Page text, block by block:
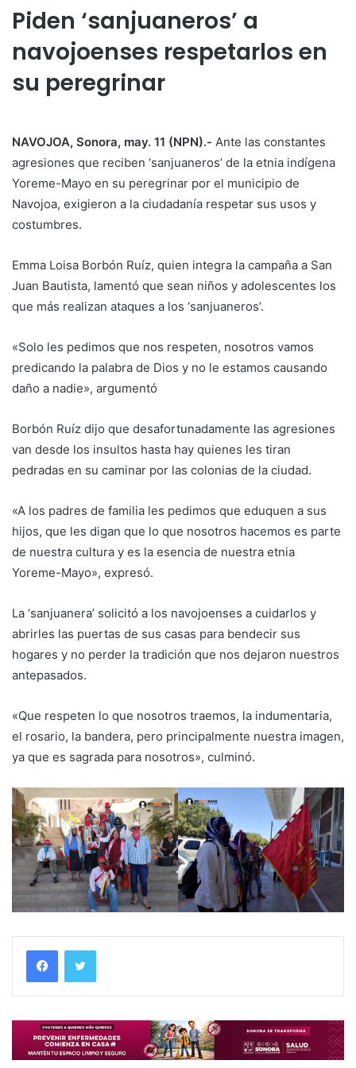
Piden ‘sanjuaneros’ a
navojoenses respetarlos en
su peregrinar
NAVOJOA, Sonora, may. 11 (NPN).- Ante las constantes
agresiones que reciben ‘sanjuaneros’ de la etnia indígena
Yoreme-Mayo en su peregrinar por el municipio de
Navojoa, exigieron a la ciudadanía respetar sus usos y
costumbres.
Emma Loisa Borbón Ruíz, quien integra la campaña a San
Juan Bautista, lamentó que sean niños y adolescentes los
que más realizan ataques a los ‘sanjuaneros’.
«Solo les pedimos que nos respeten, nosotros vamos
predicando la palabra de Dios y no le estamos causando
daño a nadie», argumentó
Borbón Ruíz dijo que desafortunadamente las agresiones
van desde los insultos hasta hay quienes les tiran
pedradas en su caminar por las colonias de la ciudad.
«A los padres de familia les pedimos que eduquen a sus
hijos, que les digan que lo que nosotros hacemos es parte
de nuestra cultura y es la esencia de nuestra etnia
Yoreme-Mayo», expresó.
La ‘sanjuanera’ solicitó a los navojoenses a cuidarlos y
abrirles las puertas de sus casas para bendecir sus
hogares y no perder la tradición que nos dejaron nuestros
antepasados.
«Que respeten lo que nosotros traemos, la indumentaria,
el rosario, la bandera, pero principalmente nuestra imagen,
ya que es sagrada para nosotros», culminó.